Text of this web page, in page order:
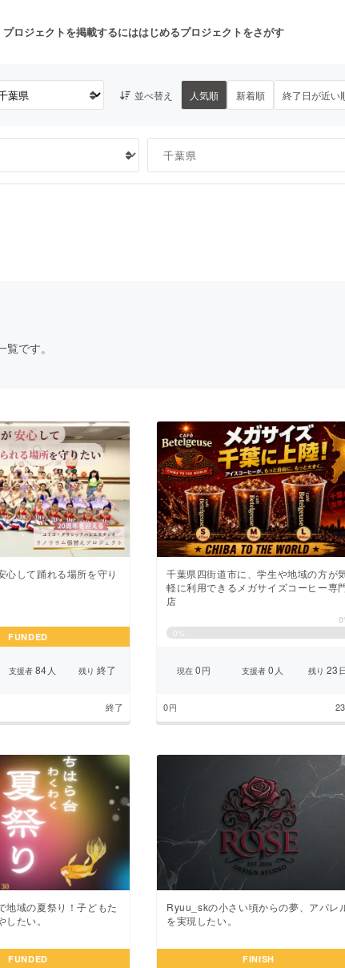
プロジェクトを掲載するにははじめるプロジェクトをさがす
ターン注目の新着プロジェクト募集終了が近いプロジェクトもう
CAMPFIRE for Social GoodCAMPFIRE Creation
CAMPFIREふるさと納税
machi-yaコミュニティ
並べ替え 人気順 新着順 終了日が近い
です。
心して踊れる場所を守り
FUNDED
支援者84 人 残り 終了
終了
千葉県四街道市に、学生や地域の方が
軽に利用できるメガサイズコーヒー専
店
0
現在0円 支援者 0 人 残り 23日
0円 23
地域の夏祭り！子どもた
たい。
FUNDED
Ryuu_skの小さい頃からの夢、アパレ
を実現したい。
FINISH